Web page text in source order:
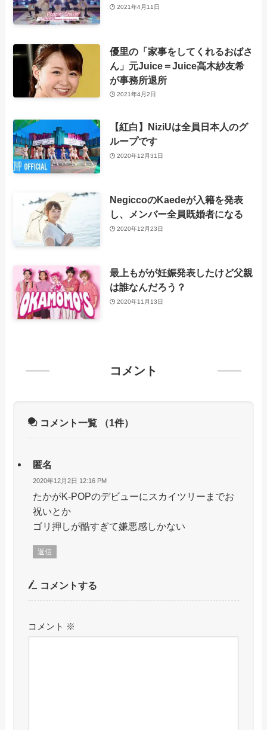
2021年4月11日
優里の「家事をしてくれるおばさ
ん」元Juice＝Juice高木紗友希
が事務所退所
2021年4月2日
【紅白】NiziUは全員日本人のグ
ループです
2020年12月31日
NegiccoのKaedeが入籍を発表
し、メンバー全員既婚者になる
2020年12月23日
最上もがが妊娠発表したけど父親
は誰なんだろう？
2020年11月13日
コメント
コメント一覧 （1件）
匿名
2020年12月2日 12:16 PM
たかがK-POPのデビューにスカイツリーまでお
祝いとか
ゴリ押しが酷すぎて嫌悪感しかない
返信
コメントする
コメント ※